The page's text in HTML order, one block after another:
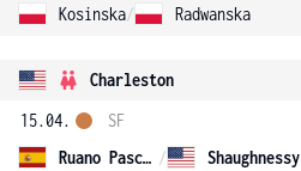
Kosinska/ Radwanska
Charleston
15.04.
Ruano Pascual /
Shaughnessy
SF